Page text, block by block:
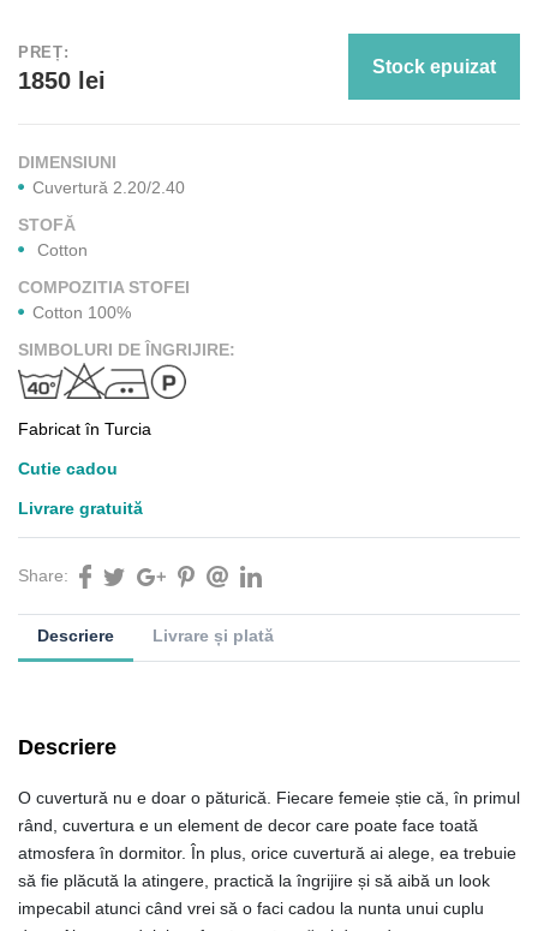
PREȚ:
1850 lei
Stock epuizat
DIMENSIUNI
Cuvertură 2.20/2.40
STOFĂ
Cotton
COMPOZITIA STOFEI
Cotton 100%
SIMBOLURI DE ÎNGRIJIRE:
Fabricat în Turcia
Cutie cadou
Livrare gratuită
Share:
Descriere Livrare și plată
Descriere
O cuvertură nu e doar o păturică. Fiecare femeie știe că, în primul
rând, cuvertura e un element de decor care poate face toată
atmosfera în dormitor. În plus, orice cuvertură ai alege, ea trebuie
să fie plăcută la atingere, practică la îngrijire și să aibă un look
impecabil atunci când vrei să o faci cadou la nunta unui cuplu